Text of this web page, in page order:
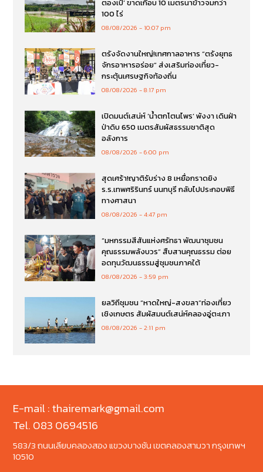
ตองเป้’ ขาดเกือบ 10 เมตรนาข้าวจมกว่า
100 ไร่
08/08/2026 10:07 pm
ตรังจัดงานใหญ่!เทศกาลอาหาร “ตรังยุทธ
จักรอาหารอร่อย” ส่งเสริมท่องเที่ยว-
กระตุ้นเศรษฐกิจท้องถิ่น
08/08/2026 8:17 pm
เปิดมนต์เสน่ห์ ‘น้ำตกโตนไพร’ พังงา เดินฝ่า
ป่าดิบ 650 เมตรสัมผัสธรรมชาติสุด
อลังการ
08/08/2026 6:00 pm
สุดเศร้า!ญาติรับร่าง 8 เหยื่อกราดยิง
ร.ร.เทพศริรินทร์ นนทบุรี กลับไปประกอบพิธี
ทางศาสนา
08/08/2026 4:47 pm
“มหกรรมสีสันแห่งศรัทธา พัฒนาชุมชน
คุณธรรมพลังบวร” สืบสานคุณธรรม ต่อย
อดทุนวัฒนธรรมสู่ชุมชนภาคใต้
08/08/2026 3:59 pm
ยลวิถีชุมชน “หาดใหญ่-สงขลา”ท่องเที่ยว
เชิงเกษตร สัมผัสมนต์เสน่ห์คลองอู่ตะเภา
08/08/2026 2:11 pm
E-mail : thairemark@gmail.com
Tel. 083 0694516
583/3 ถนนเลียบคลองสอง แขวงบางชัน เขตคลองสามวา กรุงเทพฯ
10510